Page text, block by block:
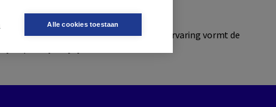
door nieuwkomers
waren in Nederland. Die persoonlijke ervaring vormt de
Alle cookies toestaan